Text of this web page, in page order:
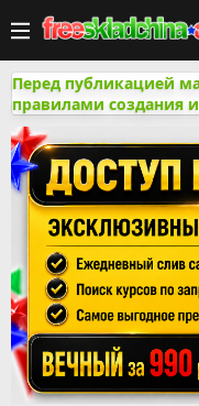
Перед публикацией
правилами создания